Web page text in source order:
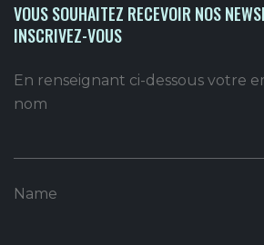
VOUS SOUHAITEZ RECEVOIR NOS
INSCRIVEZ-VOUS
En renseignant ci-dessous votre
nom
Name